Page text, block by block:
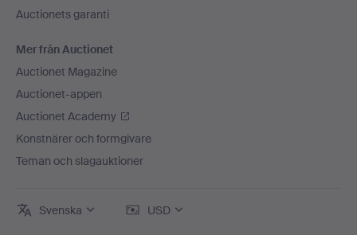
Auctionets garanti
Mer från Auctionet
Auctionet Magazine
Auctionet-appen
Auctionet Academy
Konstnärer och formgivare
Teman och slagauktioner
Svenska USD